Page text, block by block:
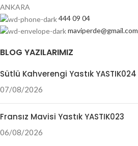
ANKARA
444 09 04
maviperde@gmail.com
BLOG YAZILARIMIZ
Sütlü Kahverengi Yastık YASTIK024
07/08/2026
Fransız Mavisi Yastık YASTIK023
06/08/2026